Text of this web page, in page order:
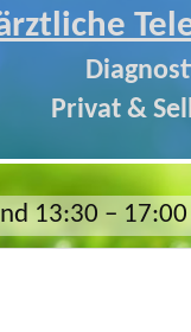
Privat &
13:30 –